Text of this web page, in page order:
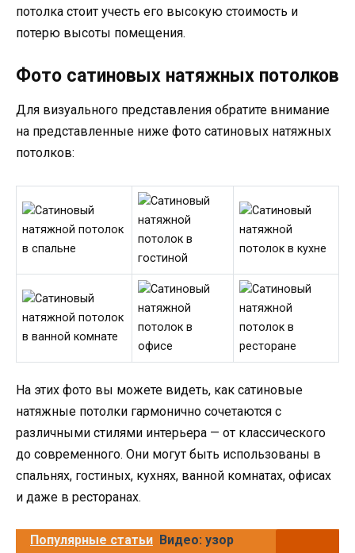
потолка стоит учесть его высокую стоимость и
потерю высоты помещения.
Фото сатиновых натяжных потолков
Для визуального представления обратите внимание
на представленные ниже фото сатиновых натяжных
потолков:
На этих фото вы можете видеть, как сатиновые
натяжные потолки гармонично сочетаются с
различными стилями интерьера — от классического
до современного. Они могут быть использованы в
спальнях, гостиных, кухнях, ванной комнатах, офисах
и даже в ресторанах.
Популярные статьи Видео: узор